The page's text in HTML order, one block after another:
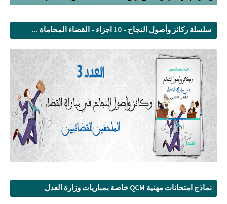
سلسلة ركائز وأصول النجاح - 10 اجزاء - القضاء المحاماة ...
نماذج امتحانات مهنية QCM خاصة بمباريات وزارة العدل